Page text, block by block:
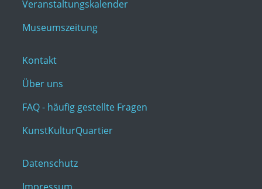
Veranstaltungskalender
Museumszeitung
Kontakt
Über uns
FAQ - häufig gestellte Fragen
KunstKulturQuartier
Datenschutz